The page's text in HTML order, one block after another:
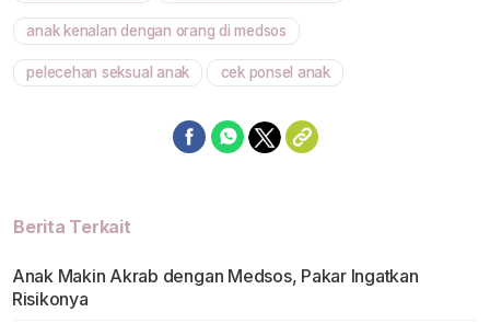
anak kenalan dengan orang di medsos
pelecehan seksual anak cek ponsel anak
Berita Terkait
Anak Makin Akrab dengan Medsos, Pakar Ingatkan
Risikonya